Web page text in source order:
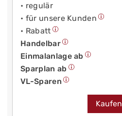
• regulär
• für unsere Kunden
• Rabatt
Handelbar
Einmalanlage ab
Sparplan ab
VL-Sparen
Kaufen